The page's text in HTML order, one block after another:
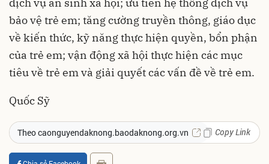
bảo vệ trẻ em; tăng cường truyền thông, giáo dục
về kiến thức, kỹ năng thực hiện quyền, bổn phận
của trẻ em; vận động xã hội thực hiện các mục
tiêu về trẻ em và giải quyết các vấn đề về trẻ em.
Quốc Sỹ
Theo caonguyendaknong.baodaknong.org.vn Copy Link